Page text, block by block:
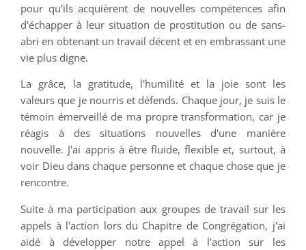
pour qu'ils acquièrent de nouvelles compétences afin
d'échapper à leur situation de prostitution ou de sans-
abri en obtenant un travail décent et en embrassant une
vie plus digne.
La grâce, la gratitude, l'humilité et la joie sont les
valeurs que je nourris et défends. Chaque jour, je suis le
témoin émerveillé de ma propre transformation, car je
réagis à des situations nouvelles d'une manière
nouvelle. J'ai appris à être fluide, flexible et, surtout, à
voir Dieu dans chaque personne et chaque chose que je
rencontre.
Suite à ma participation aux groupes de travail sur les
appels à l'action lors du Chapitre de Congrégation, j'ai
aidé à développer notre appel à l'action sur les